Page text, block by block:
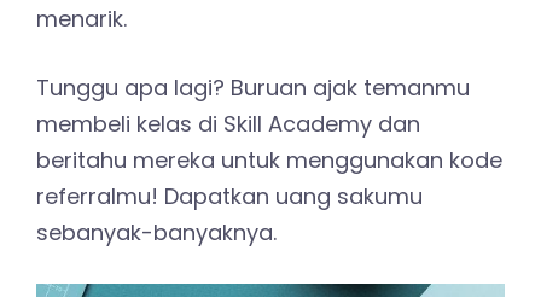
menarik.
Tunggu apa lagi? Buruan ajak temanmu
membeli kelas di Skill Academy dan
beritahu mereka untuk menggunakan kode
referralmu! Dapatkan uang sakumu
sebanyak-banyaknya.